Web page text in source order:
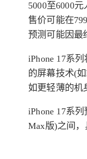
5000至6000
售价可能在
预测可能因最
iPhone 17系
的屏幕技术(
如更轻薄的机
iPhone 17系
Max版)之间，